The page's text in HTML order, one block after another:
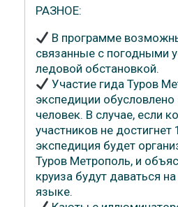
РАЗНОЕ:
В программе
связанные с погодными
ледовой обстановкой.
Участие гида Туров
экспедиции
человек. В случае, если
участников не достигнет
экспедиция будет
Туров Метрополь, и
круиза будут даваться
языке.